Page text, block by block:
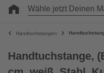
Wähle jetzt Deinen
Handtuchstangen
Handtuchstange,